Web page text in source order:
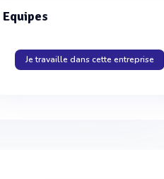
Equipes
Je travaille dans cette entreprise